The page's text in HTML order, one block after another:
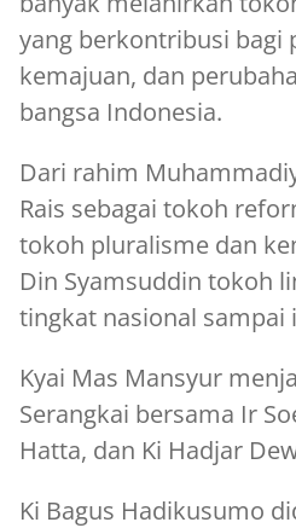
yang berkontribusi bagi
kemajuan, dan
bangsa Indonesia.
Dari rahim
Rais sebagai tokoh
tokoh pluralisme dan
Din Syamsuddin tokoh
tingkat nasional sampai
Kyai Mas Mansyur
Serangkai bersama Ir
Hatta, dan Ki Hadjar
Ki Bagus Hadikusumo